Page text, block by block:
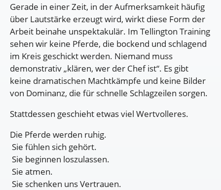
Gerade in einer Zeit, in der Aufmerksamkeit häufig
über Lautstärke erzeugt wird, wirkt diese Form der
Arbeit beinahe unspektakulär. Im Tellington Training
sehen wir keine Pferde, die bockend und schlagend
im Kreis geschickt werden. Niemand muss
demonstrativ „klären, wer der Chef ist“. Es gibt
keine dramatischen Machtkämpfe und keine Bilder
von Dominanz, die für schnelle Schlagzeilen sorgen.
Stattdessen geschieht etwas viel Wertvolleres.
Die Pferde werden ruhig.
Sie fühlen sich gehört.
Sie beginnen loszulassen.
Sie atmen.
Sie schenken uns Vertrauen.